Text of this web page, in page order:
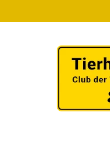
Inhalt